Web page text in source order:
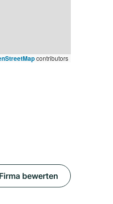
contributors
Firma bewerten